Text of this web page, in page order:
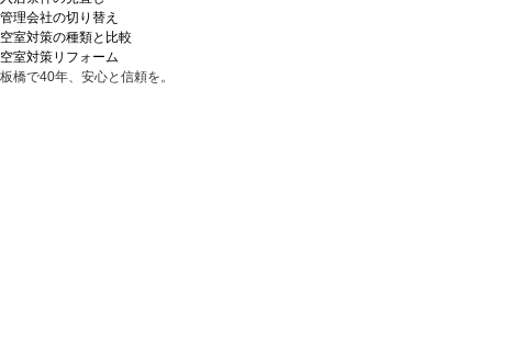
管理会社の切り替え
空室対策の種類と比較
空室対策リフォーム
板橋で40年、安心と信頼を。